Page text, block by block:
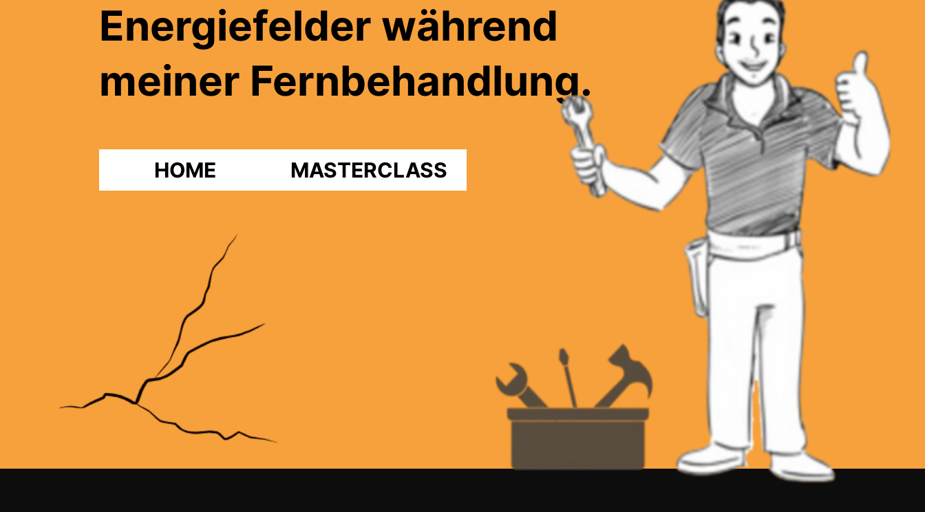
Energiefelder während
meiner Fernbehandlung.
HOME MASTERCLASS